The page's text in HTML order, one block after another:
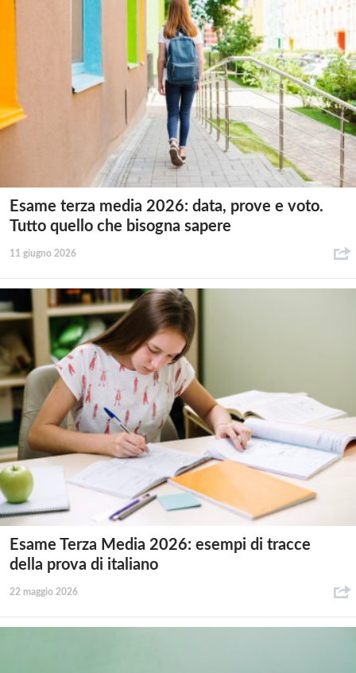
Esame terza media 2026: data, prove e voto.
Tutto quello che bisogna sapere
11 giugno 2026
Esame Terza Media 2026: esempi di tracce
della prova di italiano
22 maggio 2026